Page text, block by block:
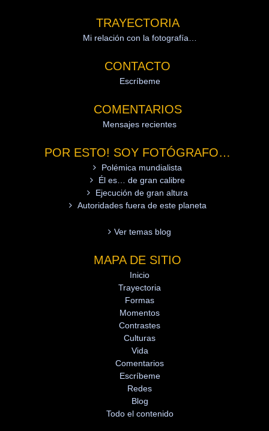
TRAYECTORIA
Mi relación con la fotografía…
CONTACTO
Escríbeme
COMENTARIOS
Mensajes recientes
POR ESTO! SOY FOTÓGRAFO…
Polémica mundialista
Él es… de gran calibre
Ejecución de gran altura
Autoridades fuera de este planeta
Ver temas blog
MAPA DE SITIO
Inicio
Trayectoria
Formas
Momentos
Contrastes
Culturas
Vida
Comentarios
Escríbeme
Redes
Blog
Todo el contenido